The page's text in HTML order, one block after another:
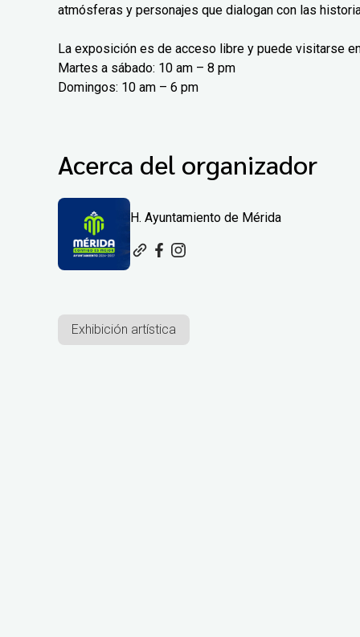
atmósferas y personajes que dialogan con las
La exposición es de acceso libre y puede visitarse
Martes a sábado: 10 am – 8 pm
Domingos: 10 am – 6 pm
Acerca del organizador
H. Ayuntamiento de Mérida
Exhibición artística